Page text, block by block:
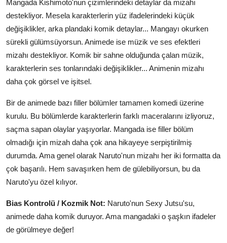
Mangada Kishimoto'nun çizimlerindeki detaylar da mizahı
destekliyor. Mesela karakterlerin yüz ifadelerindeki küçük
değişiklikler, arka plandaki komik detaylar... Mangayı okurken
sürekli gülümsüyorsun. Animede ise müzik ve ses efektleri
mizahı destekliyor. Komik bir sahne olduğunda çalan müzik,
karakterlerin ses tonlarındaki değişiklikler... Animenin mizahı
daha çok görsel ve işitsel.
Bir de animede bazı filler bölümler tamamen komedi üzerine
kurulu. Bu bölümlerde karakterlerin farklı maceralarını izliyoruz,
saçma sapan olaylar yaşıyorlar. Mangada ise filler bölüm
olmadığı için mizah daha çok ana hikayeye serpiştirilmiş
durumda. Ama genel olarak Naruto'nun mizahı her iki formatta da
çok başarılı. Hem savaşırken hem de gülebiliyorsun, bu da
Naruto'yu özel kılıyor.
Bias Kontrolü / Kozmik Not: Naruto'nun Sexy Jutsu'su,
animede daha komik duruyor. Ama mangadaki o şaşkın ifadeler
de görülmeye değer!